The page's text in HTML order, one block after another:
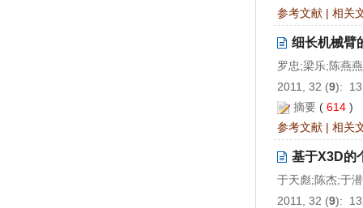
参考文献 | 相关
细长机械臂
罗忠;梁乐;陈燕
2011, 32 (9):
摘要 ( 614 )
参考文献 | 相关
基于X3D的
于天彪;陈杰;于
2011, 32 (9):